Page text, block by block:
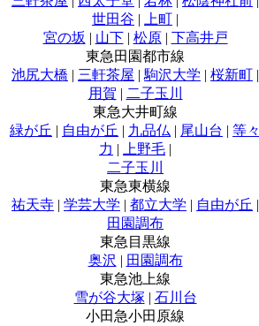
世田谷 | 上町 |
宮の坂 | 山下| 松原| 下高井戸
東急田園都市線
池尻大橋 | 三軒茶屋 | 駒沢大学 | 桜新町 |
用賀 | 二子玉川
東急大井町線
緑が丘 | 自由が丘 | 九品仏 | 尾山台 | 等々
力 | 上野毛 |
二子玉川
東急東横線
祐天寺 | 学芸大学 | 都立大学 | 自由が丘 |
田園調布
東急目黒線
奥沢 | 田園調布
東急池上線
雪が谷大塚 | 石川台
小田急小田原線